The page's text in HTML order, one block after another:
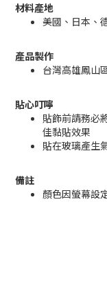
材料產地
美國、日本、
產品製作
台灣高雄鳳山
貼心叮嚀
貼飾前請務必
佳黏貼效果
貼在玻璃產生
備註
顏色因螢幕設